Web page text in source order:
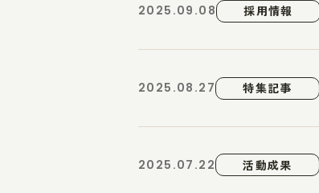
2025.09.08 採用情報
2025.08.27 特集記事
2025.07.22 活動成果